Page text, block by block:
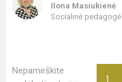
Ilona Masiukienė
Socialinė pedagogė
Nepamirškite
1